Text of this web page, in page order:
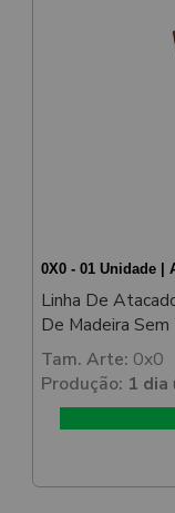
0X0 - 01 Unidade |
Linha De
De Madeira
Tam. Arte: 0x0
Produção: 1 dia